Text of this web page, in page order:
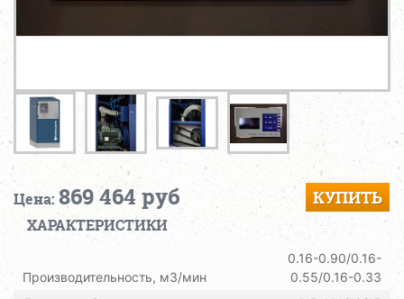
Цена: 869 464 руб КУПИТЬ
ХАРАКТЕРИСТИКИ
Производительность, м3/мин
0.16-0.90/0.16-
0.55/0.16-0.33